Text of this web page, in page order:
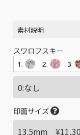
素材説明
スワロフスキー
印面サイズ